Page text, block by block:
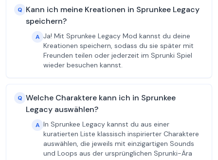
Q Kann ich meine Kreationen in Sprunkee Legacy
speichern?
A Ja! Mit Sprunkee Legacy Mod kannst du deine
Kreationen speichern, sodass du sie später mit
Freunden teilen oder jederzeit im Sprunki Spiel
wieder besuchen kannst.
Q Welche Charaktere kann ich in Sprunkee
Legacy auswählen?
A In Sprunkee Legacy kannst du aus einer
kuratierten Liste klassisch inspirierter Charaktere
auswählen, die jeweils mit einzigartigen Sounds
und Loops aus der ursprünglichen Sprunki-Ära